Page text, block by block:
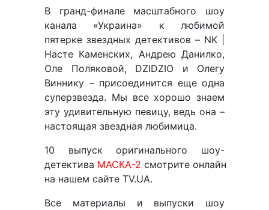
В гранд-финале масштабного шоу
канала «Украина» к любимой
пятерке звездных детективов – NK |
Насте Каменских, Андрею Данилко,
Оле Поляковой, DZIDZIO и Олегу
Виннику – присоединится еще одна
суперзвезда. Мы все хорошо знаем
эту удивительную певицу, ведь она –
настоящая звездная любимица.
10 выпуск оригинального шоу-
детектива МАСКА-2 смотрите онлайн
на нашем сайте TV.UA.
Все материалы и выпуски шоу